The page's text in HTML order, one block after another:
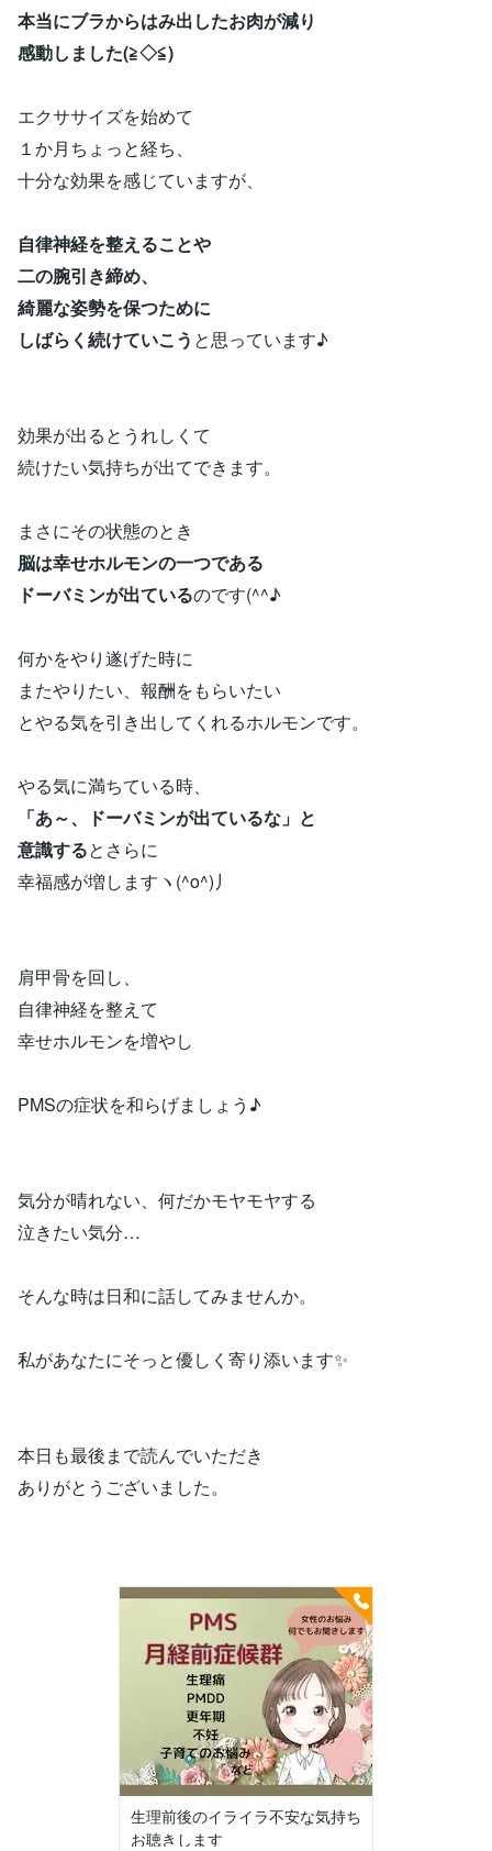
本当にブラからはみ出したお肉が減り
感動しました(≧◇≦)
エクササイズを始めて
１か月ちょっと経ち、
十分な効果を感じていますが、
自律神経を整えることや
二の腕引き締め、
綺麗な姿勢を保つために
しばらく続けていこう と思っています♪
効果が出るとうれしくて
続けたい気持ちが出てできます。
まさにその状態のとき
脳は幸せホルモンの一つである
ドーバミンが出ているのです(^^♪
何かをやり遂げた時に
またやりたい、報酬をもらいたい
とやる気を引き出してくれるホルモンです。
やる気に満ちている時、
「あ～、ドーバミンが出ているな」と
意識するとさらに
幸福感が増しますヽ(^o^)丿
肩甲骨を回し、
自律神経を整えて
幸せホルモンを増やし
PMSの症状を和らげましょう♪
気分が晴れない、何だかモヤモヤする
泣きたい気分…
そんな時は日和に話してみませんか。
私があなたにそっと優しく寄り添います✨
本日も最後まで読んでいただき
ありがとうございました。
生理前後のイライラ不安な気持ち
お聴きします